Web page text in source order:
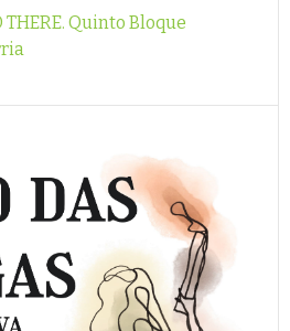
THERE. Quinto Bloque